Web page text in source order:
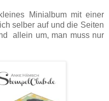
Minialbum mit einer
selber auf und die Seiten
allein um, man muss nur